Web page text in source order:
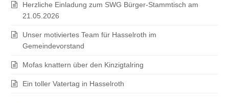
Herzliche Einladung zum SWG Bürger-Stammtisch am
21.05.2026
Unser motiviertes Team für Hasselroth im
Gemeindevorstand
Mofas knattern über den Kinzigtalring
Ein toller Vatertag in Hasselroth